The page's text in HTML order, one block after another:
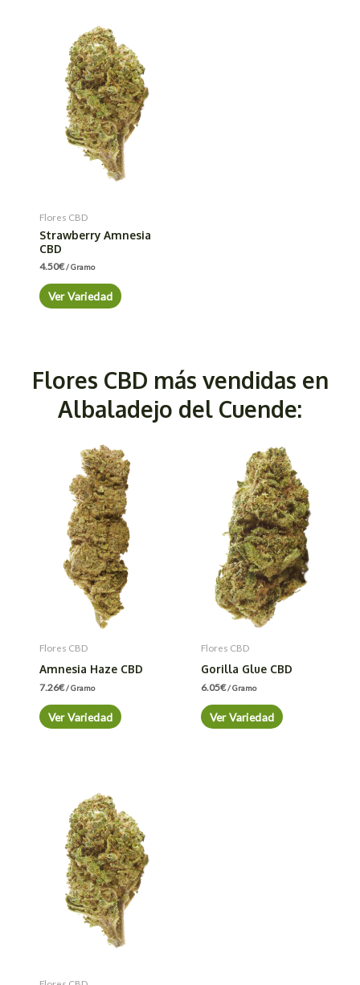
Flores CBD
Strawberry Amnesia
CBD
4.50€/ Gramo
Ver Variedad
Flores CBD más vendidas en
Albaladejo del Cuende:
Flores CBD
Amnesia Haze CBD
7.26€/ Gramo
Ver Variedad
Flores CBD
Gorilla Glue CBD
6.05€/ Gramo
Ver Variedad